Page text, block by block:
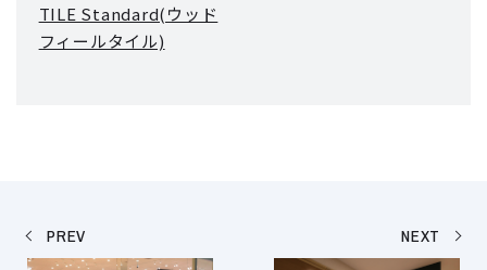
TILE Standard(ウッド
フィールタイル)
PREV NEXT